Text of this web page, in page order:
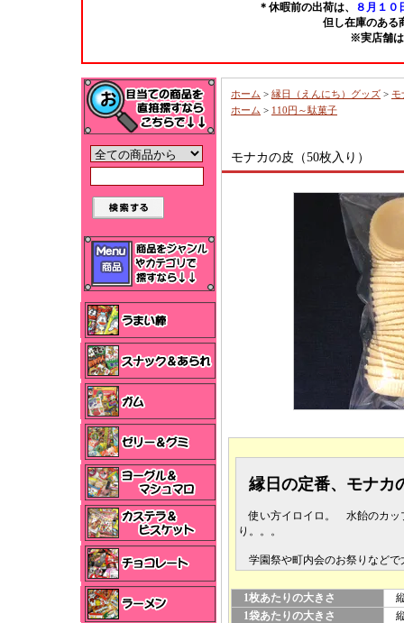
＊休暇前の出荷は、
８月１０
但し在庫のある
※実店舗
ホーム > 縁日（えんにち）グッズ > モ
ホーム > 110円～駄菓子
モナカの皮（50枚入り）
縁日の定番、モナカ
使い方イロイロ。 水飴のカッ
り。。。
学園祭や町内会のお祭りなどで
1枚あたりの大きさ
1袋あたりの大きさ